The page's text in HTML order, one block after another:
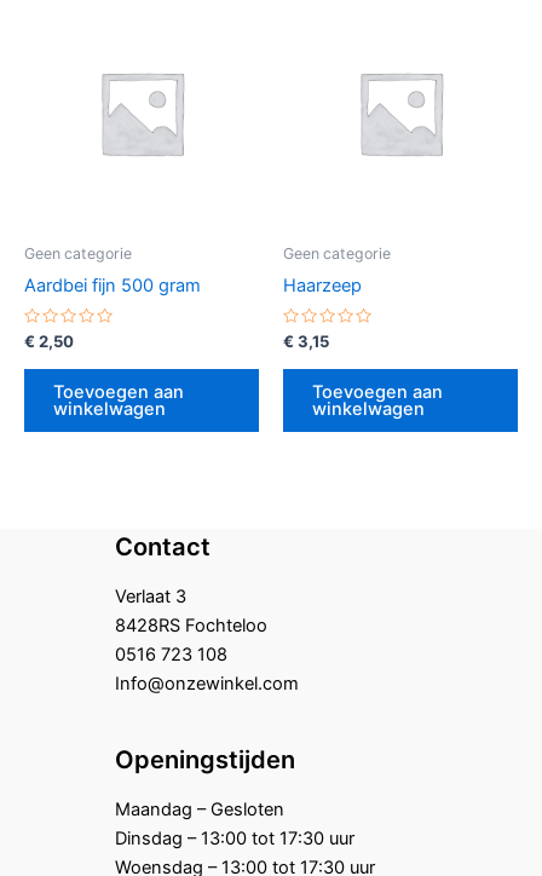
Geen categorie
Aardbei fijn 500 gram
Gewaardeerd
0
uit
€ 2,50
Toevoegen aan
winkelwagen
Geen categorie
Haarzeep
Gewaardeerd
0
uit
€ 3,15
Toevoegen aan
winkelwagen
Contact
Verlaat 3
8428RS Fochteloo
0516 723 108
Info@onzewinkel.com
Openingstijden
Maandag – Gesloten
Dinsdag – 13:00 tot 17:30 uur
Woensdag – 13:00 tot 17:30 uur